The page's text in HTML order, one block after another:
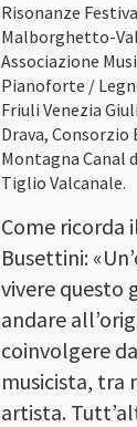
Risonanze
Malborghetto-
Associazione
Pianoforte /
Friuli Venezia
Drava,
Montagna Canal
Tiglio Valcanale.
Come
Busettini:
vivere questo
andare
coinvolgere
musicista, tra
artista.